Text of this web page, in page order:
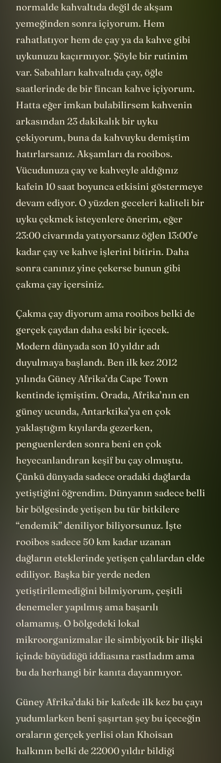
normalde kahvaltıda değil de akşam
yemeğinden sonra içiyorum. Hem
rahatlatıyor hem de çay ya da kahve gibi
uykunuzu kaçırmıyor. Şöyle bir rutinim
var. Sabahları kahvaltıda çay, öğle
saatlerinde de bir fincan kahve içiyorum.
Hatta eğer imkan bulabilirsem kahvenin
arkasından 23 dakikalık bir uyku
çekiyorum, buna da kahvuyku demiştim
hatırlarsanız. Akşamları da rooibos.
Vücudunuza çay ve kahveyle aldığınız
kafein 10 saat boyunca etkisini göstermeye
devam ediyor. O yüzden geceleri kaliteli bir
uyku çekmek isteyenlere önerim, eğer
23:00 civarında yatıyorsanız öğlen 13:00’e
kadar çay ve kahve işlerini bitirin. Daha
sonra canınız yine çekerse bunun gibi
çakma çay içersiniz.
Çakma çay diyorum ama rooibos belki de
gerçek çaydan daha eski bir içecek.
Modern dünyada son 10 yıldır adı
duyulmaya başlandı. Ben ilk kez 2012
yılında Güney Afrika’da Cape Town
kentinde içmiştim. Orada, Afrika’nın en
güney ucunda, Antarktika’ya en çok
yaklaştığım kıyılarda gezerken,
penguenlerden sonra beni en çok
heyecanlandıran keşif bu çay olmuştu.
Çünkü dünyada sadece oradaki dağlarda
yetiştiğini öğrendim. Dünyanın sadece belli
bir bölgesinde yetişen bu tür bitkilere
“endemik” deniliyor biliyorsunuz. İşte
rooibos sadece 50 km kadar uzanan
dağların eteklerinde yetişen çalılardan elde
ediliyor. Başka bir yerde neden
yetiştirilemediğini bilmiyorum, çeşitli
denemeler yapılmış ama başarılı
olamamış. O bölgedeki lokal
mikroorganizmalar ile simbiyotik bir ilişki
içinde büyüdüğü iddiasına rastladım ama
bu da herhangi bir kanıta dayanmıyor.
Güney Afrika’daki bir kafede ilk kez bu çayı
yudumlarken beni şaşırtan şey bu içeceğin
oraların gerçek yerlisi olan Khoisan
halkının belki de 22000 yıldır bildiği